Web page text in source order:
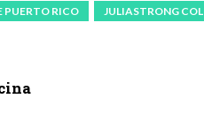
PUERTO RICO
JULIASTRONG